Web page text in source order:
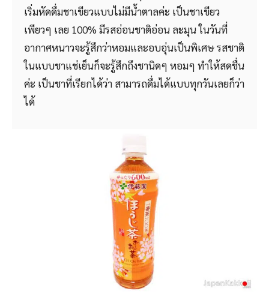
เริ่มหัดดื่มชาเขียวแบบไม่มีน้ำตาลค่ะ เป็นชาเขียว
เพียวๆ เลย 100% มีรสอ่อนชาติอ่อน ละมุน ในวันที่
อากาศหนาวจะรู้สึกว่าหอมและอบอุ่นเป็นพิเศษ รสชาติ
ในแบบชาแช่เย็นก็จะรู้สึกถึงชานิดๆ หอมๆ ทำให้สดชื่น
ค่ะ เป็นชาที่เรียกได้ว่า สามารถดื่มได้แบบทุกวันเลยก็ว่า
ได้